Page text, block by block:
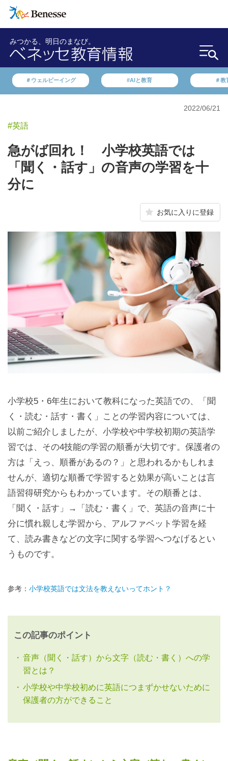
みつかる、明日のまなび。
＃ウェルビーイング #AIと教育 ＃教
2022/06/21
#英語
急がば回れ！ 小学校英語では
「聞く・話す」の音声の学習を十
分に
お気に入りに登録
小学校5・6年生において教科になった英語での、「聞
く・読む・話す・書く」ことの学習内容については、
以前ご紹介しましたが、小学校や中学校初期の英語学
習では、その4技能の学習の順番が大切です。保護者の
方は「えっ、順番があるの？」と思われるかもしれま
せんが、適切な順番で学習すると効果が高いことは言
語習得研究からもわかっています。その順番とは、
「聞く・話す」→「読む・書く」で、英語の音声に十
分に慣れ親しむ学習から、アルファベット学習を経
て、読み書きなどの文字に関する学習へつなげるとい
うものです。
参考： 小学校英語では文法を教えないってホント？
この記事のポイント
音声（聞く・話す）から文字（読む・書く）への学
習とは？
小学校や中学校初めに英語につまずかせないために
保護者の方ができること